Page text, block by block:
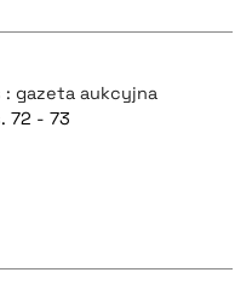
: gazeta aukcyjna
72 - 73